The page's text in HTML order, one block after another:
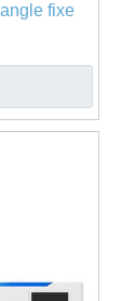
fixe